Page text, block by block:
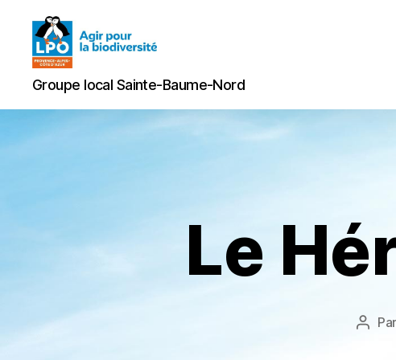
Groupe
local
Sainte-
Groupe local Sainte-Baume-Nord
Le
Par